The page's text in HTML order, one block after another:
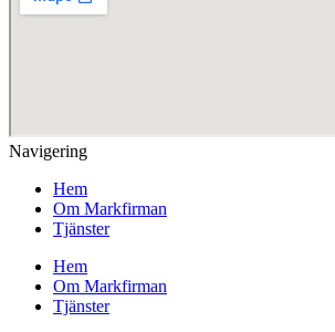
Navigering
Hem
Om Markfirman
Tjänster
Hem
Om Markfirman
Tjänster